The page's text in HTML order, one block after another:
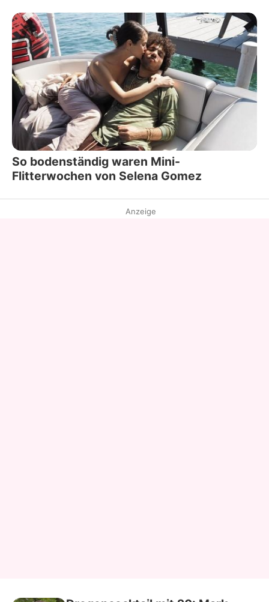
So bodenständig waren Mini-
Flitterwochen von Selena Gomez
Anzeige